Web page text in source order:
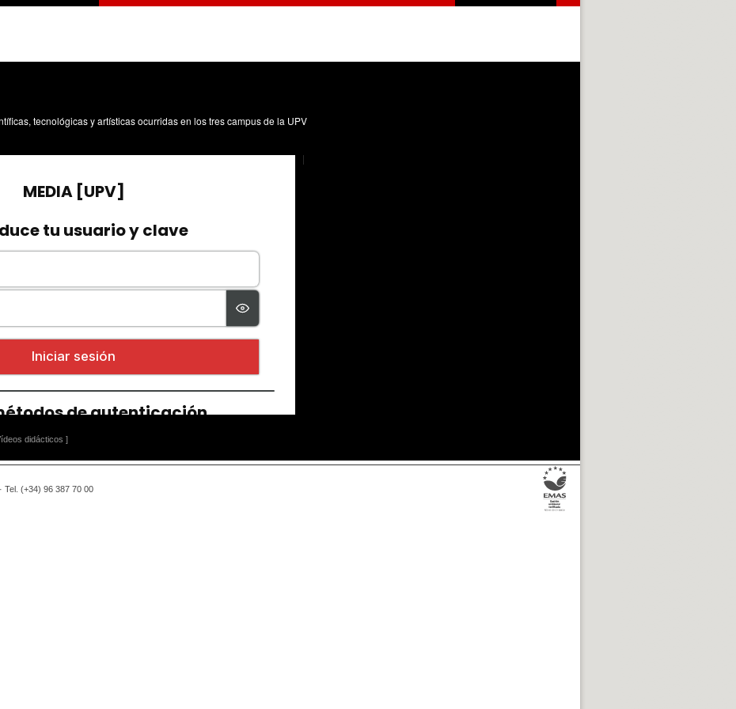
tecnológicas y artísticas ocurridas en los tres campus de la UPV
didácticos ]
Tel. (+34) 96 387 70 00